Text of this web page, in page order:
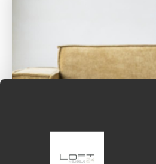
Laat je inspireren
Facebook